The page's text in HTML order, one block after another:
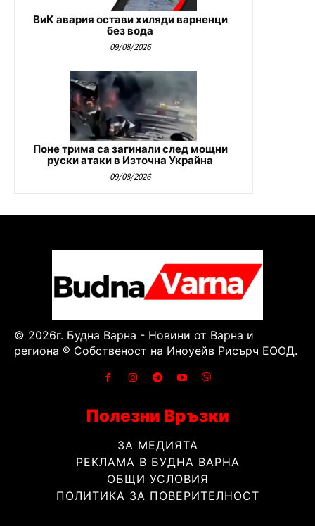
ВиК авария остави хиляди варненци
без вода
09/08/2026
Поне трима са загинали след мощни
руски атаки в Източна Украйна
09/08/2026
© 2026г. Будна Варна - Новини от Варна и
региона ® Собственост на Иноуейв Рисърч ЕООД.
Полезни Връзки
ЗА МЕДИЯТА
РЕКЛАМА В БУДНА ВАРНА
ОБЩИ УСЛОВИЯ
ПОЛИТИКА ЗА ПОВЕРИТЕЛНОСТ